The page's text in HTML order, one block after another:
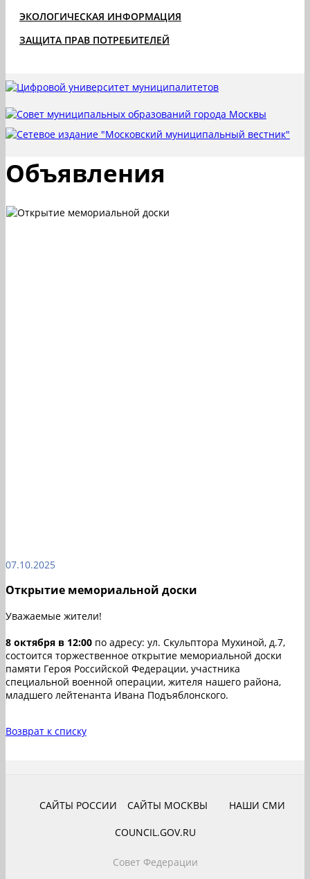
ЭКОЛОГИЧЕСКАЯ ИНФОРМАЦИЯ
ЗАЩИТА ПРАВ ПОТРЕБИТЕЛЕЙ
Объявления
07.10.2025
Открытие мемориальной доски
Уважаемые жители!
8 октября в 12:00 по адресу: ул. Скульптора Мухиной, д.7,
состоится торжественное открытие мемориальной доски
памяти Героя Российской Федерации, участника
специальной военной операции, жителя нашего района,
младшего лейтенанта Ивана Подъяблонского.
Возврат к списку
САЙТЫ РОССИИ САЙТЫ МОСКВЫ НАШИ СМИ
COUNCIL.GOV.RU
Совет Федерации